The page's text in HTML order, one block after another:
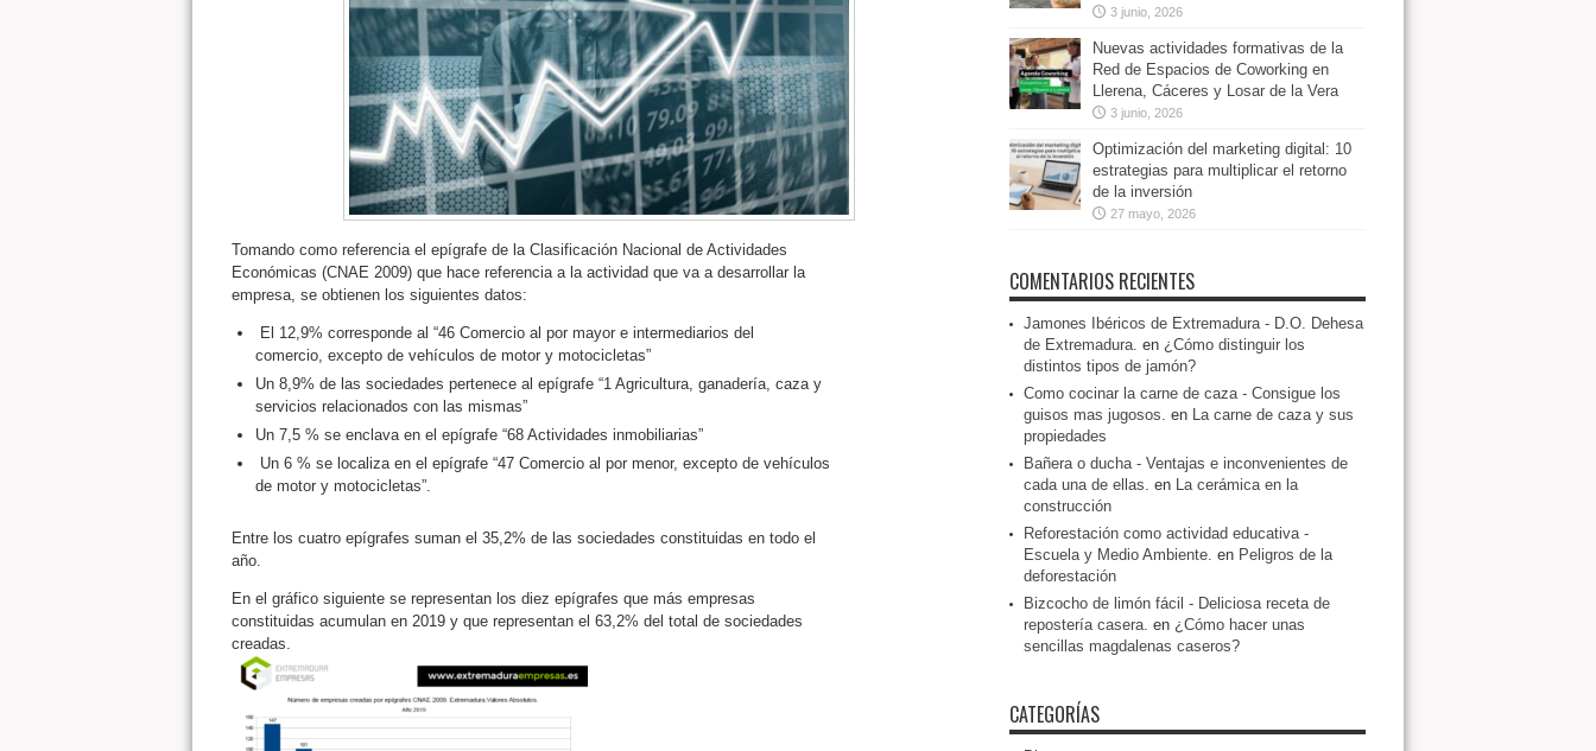
Tomando como referencia el epígrafe de la Clasificación Nacional de Actividades
Económicas (CNAE 2009) que hace referencia a la actividad que va a desarrollar la
empresa, se obtienen los siguientes datos:
El 12,9% corresponde al “46 Comercio al por mayor e intermediarios del
comercio, excepto de vehículos de motor y motocicletas”
Un 8,9% de las sociedades pertenece al epígrafe “1 Agricultura, ganadería, caza y
servicios relacionados con las mismas”
Un 7,5 % se enclava en el epígrafe “68 Actividades inmobiliarias”
Un 6 % se localiza en el epígrafe “47 Comercio al por menor, excepto de vehículos
de motor y motocicletas”.
Entre los cuatro epígrafes suman el 35,2% de las sociedades constituidas en todo el
año.
En el gráfico siguiente se representan los diez epígrafes que más empresas
constituidas acumulan en 2019 y que representan el 63,2% del total de sociedades
creadas.
3 junio, 2026
Nuevas actividades formativas de la
Red de Espacios de Coworking en
Llerena, Cáceres y Losar de la Vera
3 junio, 2026
Optimización del marketing digital: 10
estrategias para multiplicar el retorno
de la inversión
27 mayo, 2026
COMENTARIOS RECIENTES
Jamones Ibéricos de Extremadura - D.O. Dehesa
de Extremadura. en ¿Cómo distinguir los
distintos tipos de jamón?
Como cocinar la carne de caza - Consigue los
guisos mas jugosos. en La carne de caza y sus
propiedades
Bañera o ducha - Ventajas e inconvenientes de
cada una de ellas. en La cerámica en la
construcción
Reforestación como actividad educativa -
Escuela y Medio Ambiente. en Peligros de la
deforestación
Bizcocho de limón fácil - Deliciosa receta de
repostería casera. en ¿Cómo hacer unas
sencillas magdalenas caseros?
CATEGORÍAS